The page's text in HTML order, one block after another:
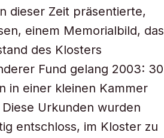
dieser Zeit präsentierte,
einem Memorialbild, das
des Klosters
Fund gelang 2003: 30
in einer kleinen Kammer
Urkunden wurden
entschloss, im Kloster zu